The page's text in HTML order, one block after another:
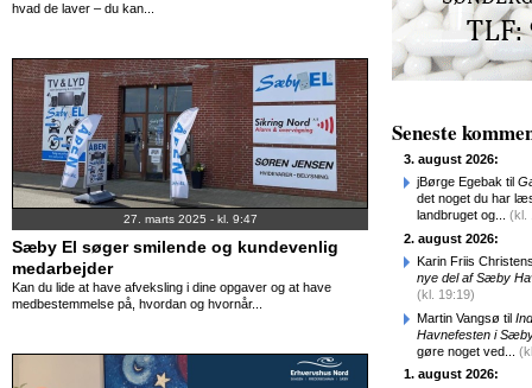
hvad de laver – du kan...
27. marts 2025 - kl. 9:47
Sæby El søger smilende og kundevenlig
medarbejder
Kan du lide at have afveksling i dine opgaver og at have
medbestemmelse på, hvordan og hvornår...
Seneste
3. august 2026:
jBørge Egebak til
det noget du har
landbruget og... (kl.
2. august 2026:
Karin Friis
nye del af Sæby
(kl. 19:19)
Martin Vangsø til
Havnefesten i
gøre noget ved...
1. august 2026: